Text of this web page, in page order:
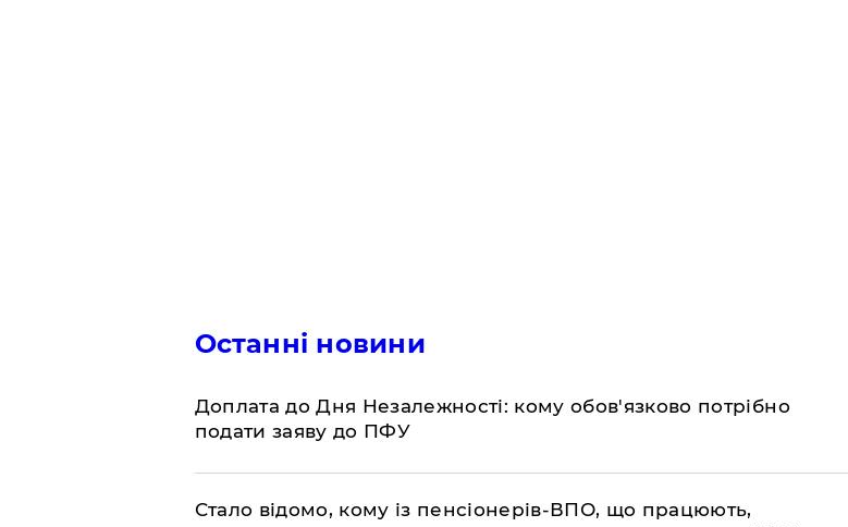
Останні новини
Доплата до Дня Незалежності: кому обов'язково потрібно
подати заяву до ПФУ
Стало відомо, кому із пенсіонерів-ВПО, що працюють,